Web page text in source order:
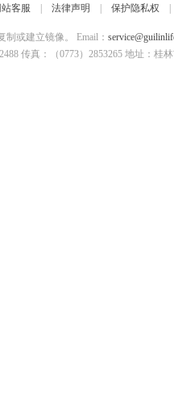
站客服 法律声明 保护隐私权
或建立镜像。 Email：
传真：（0773）2853265 地址：